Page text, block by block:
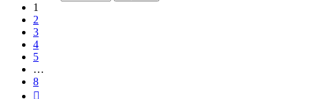
1
2
3
4
5
…
8